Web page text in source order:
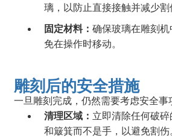
璃，以防止直接接触并减少割
固定材料：确保玻璃在雕刻
免在操作时移动。
雕刻后的安全措施
一旦雕刻完成，仍然需要考虑安全事
清理区域： 立即清除任何破
和簸箕而不是手，以避免割伤